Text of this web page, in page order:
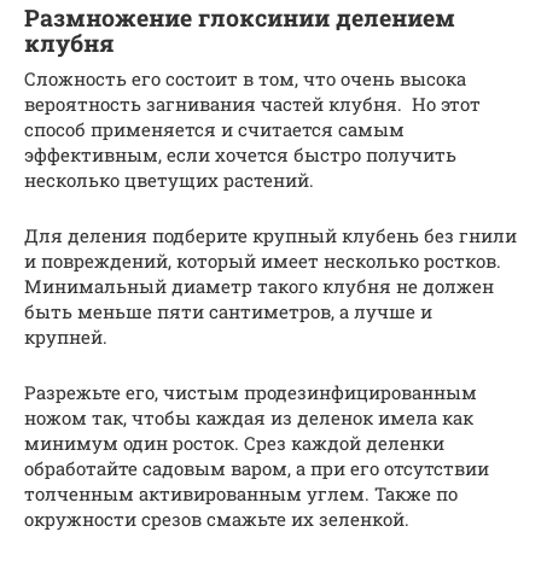
Размножение глоксинии делением
клубня
Сложность его состоит в том, что очень высока
вероятность загнивания частей клубня. Но этот
способ применяется и считается самым
эффективным, если хочется быстро получить
несколько цветущих растений.
Для деления подберите крупный клубень без гнили
и повреждений, который имеет несколько ростков.
Минимальный диаметр такого клубня не должен
быть меньше пяти сантиметров, а лучше и
крупней.
Разрежьте его, чистым продезинфицированным
ножом так, чтобы каждая из деленок имела как
минимум один росток. Срез каждой деленки
обработайте садовым варом, а при его отсутствии
толченным активированным углем. Также по
окружности срезов смажьте их зеленкой.